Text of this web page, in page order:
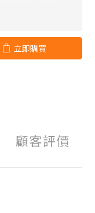
立即購買
顧客評價